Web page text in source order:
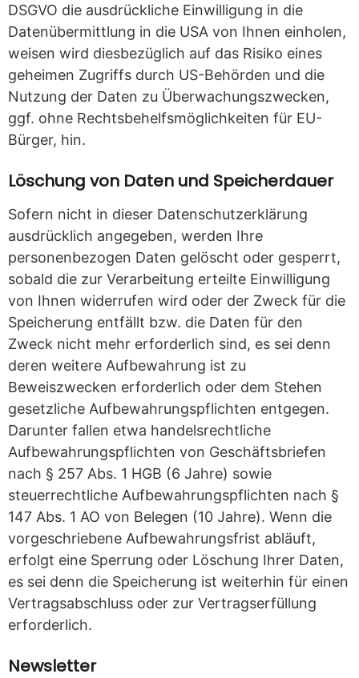
DSGVO die ausdrückliche Einwilligung in die
Datenübermittlung in die USA von Ihnen einholen,
weisen wird diesbezüglich auf das Risiko eines
geheimen Zugriffs durch US-Behörden und die
Nutzung der Daten zu Überwachungszwecken,
ggf. ohne Rechtsbehelfsmöglichkeiten für EU-
Bürger, hin.
Löschung von Daten und Speicherdauer
Sofern nicht in dieser Datenschutzerklärung
ausdrücklich angegeben, werden Ihre
personenbezogen Daten gelöscht oder gesperrt,
sobald die zur Verarbeitung erteilte Einwilligung
von Ihnen widerrufen wird oder der Zweck für die
Speicherung entfällt bzw. die Daten für den
Zweck nicht mehr erforderlich sind, es sei denn
deren weitere Aufbewahrung ist zu
Beweiszwecken erforderlich oder dem Stehen
gesetzliche Aufbewahrungspflichten entgegen.
Darunter fallen etwa handelsrechtliche
Aufbewahrungspflichten von Geschäftsbriefen
nach § 257 Abs. 1 HGB (6 Jahre) sowie
steuerrechtliche Aufbewahrungspflichten nach §
147 Abs. 1 AO von Belegen (10 Jahre). Wenn die
vorgeschriebene Aufbewahrungsfrist abläuft,
erfolgt eine Sperrung oder Löschung Ihrer Daten,
es sei denn die Speicherung ist weiterhin für einen
Vertragsabschluss oder zur Vertragserfüllung
erforderlich.
Newsletter